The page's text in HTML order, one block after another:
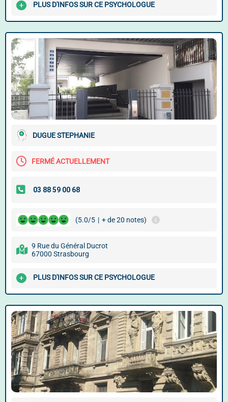
PLUS D'INFOS SUR CE PSYCHOLOGUE
DUGUE STEPHANIE
FERMÉ ACTUELLEMENT
(5.0/5 | + de 20 notes)
9 Rue du Général Ducrot
67000 Strasbourg
PLUS D'INFOS SUR CE PSYCHOLOGUE